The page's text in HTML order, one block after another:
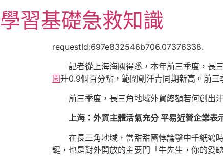
至
主
學習基礎急救知識
requestId:697e832546b706.07376338.
記者從上海海關得悉，本年前三季度，長
園升0.9個百分點，範圍創汗青同期新高。前三
前三季度，長三角地域外貿總額若何創出
上海：外貿主體活氣充分 平易近營企業表
在長三角地域，當甜甜圈悖論擊中千紙鶴
鍵，也是對外開放的主要門「牛先生，你的愛